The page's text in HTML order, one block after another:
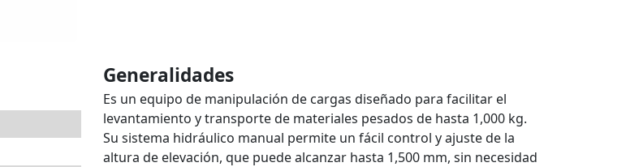
Generalidades
Es un equipo de manipulación de cargas diseñado para facilitar el
levantamiento y transporte de materiales pesados de hasta 1,000 kg.
Su sistema hidráulico manual permite un fácil control y ajuste de la
altura de elevación, que puede alcanzar hasta 1,500 mm, sin necesidad